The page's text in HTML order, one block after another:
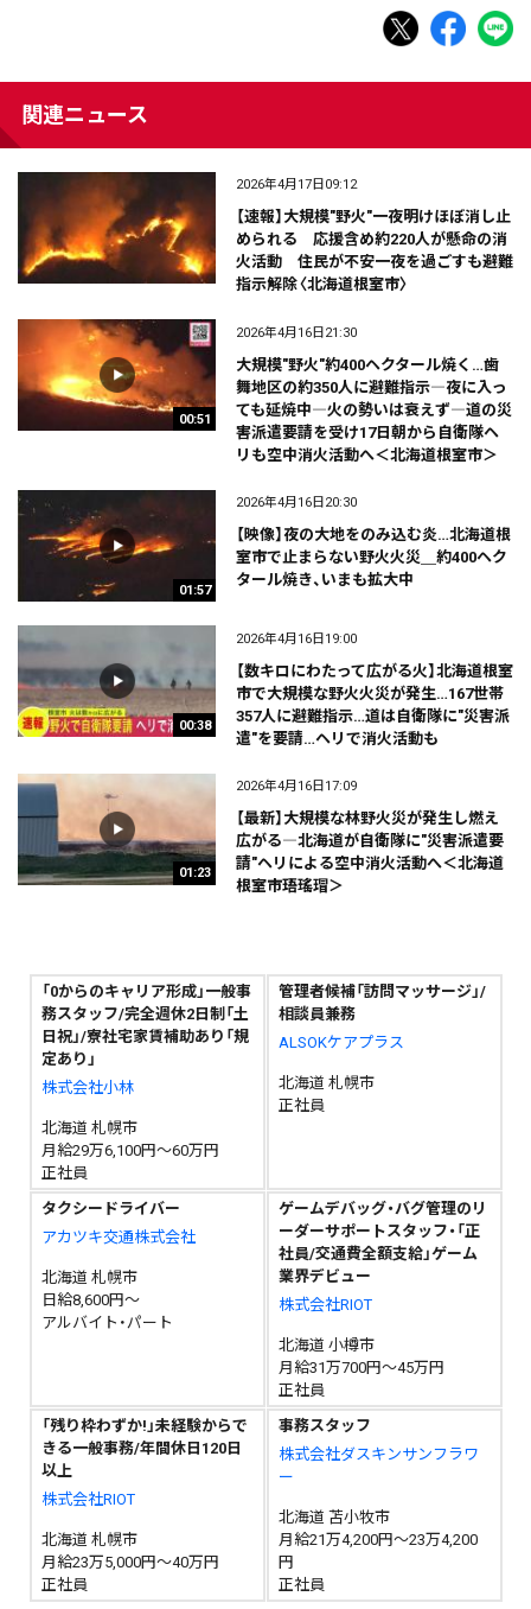
関連ニュース
2026年4月17日09:12
【速報】大規模"野火"一夜明けほぼ消し止
められる 応援含め約220人が懸命の消
火活動 住民が不安一夜を過ごすも避難
指示解除〈北海道根室市〉
00:51
2026年4月16日21:30
大規模"野火"約400ヘクタール焼く…歯
舞地区の約350人に避難指示―夜に入っ
ても延焼中―火の勢いは衰えず―道の災
害派遣要請を受け17日朝から自衛隊ヘ
リも空中消火活動へ＜北海道根室市＞
01:57
2026年4月16日20:30
【映像】夜の大地をのみ込む炎…北海道根
室市で止まらない野火火災＿約400ヘク
タール焼き、いまも拡大中
00:38
2026年4月16日19:00
【数キロにわたって広がる火】北海道根室
市で大規模な野火火災が発生…167世帯
357人に避難指示…道は自衛隊に"災害派
遣"を要請…ヘリで消火活動も
01:23
2026年4月16日17:09
【最新】大規模な林野火災が発生し燃え
広がる―北海道が自衛隊に"災害派遣要
請"ヘリによる空中消火活動へ＜北海道
根室市珸瑤瑁＞
「0からのキャリア形成」一般事
務スタッフ/完全週休2日制「土
日祝」/寮社宅家賃補助あり「規
定あり」
株式会社小林
北海道 札幌市
月給29万6,100円～60万円
正社員
管理者候補「訪問マッサージ」/
相談員兼務
ALSOKケアプラス
北海道 札幌市
正社員
タクシードライバー
アカツキ交通株式会社
北海道 札幌市
日給8,600円～
アルバイト・パート
ゲームデバッグ・バグ管理のリ
ーダーサポートスタッフ・「正
社員/交通費全額支給」ゲーム
業界デビュー
株式会社RIOT
北海道 小樽市
月給31万700円～45万円
正社員
「残り枠わずか!」未経験からで
きる一般事務/年間休日120日
以上
株式会社RIOT
北海道 札幌市
月給23万5,000円～40万円
正社員
事務スタッフ
株式会社ダスキンサンフラワ
ー
北海道 苫小牧市
月給21万4,200円～23万4,200
円
正社員